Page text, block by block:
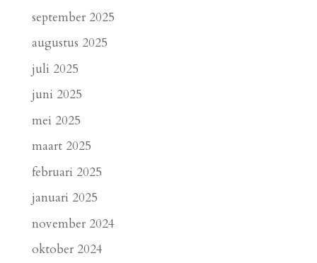
september 2025
augustus 2025
juli 2025
juni 2025
mei 2025
maart 2025
februari 2025
januari 2025
november 2024
oktober 2024